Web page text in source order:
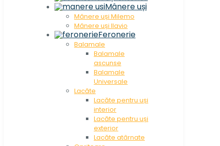
Mânere uși
Mânere uși Milemo
Mânere uși Ilavio
Feronerie
Balamale
Balamale
ascunse
Balamale
Universale
Lacăte
Lacăte pentru uși
interior
Lacăte pentru uși
exterior
Lacăte atârnate